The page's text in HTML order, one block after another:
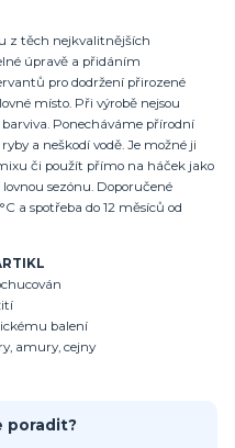
z těch nejkvalitnějších
úpravě a přidáním
pro dodržení přirozené
místo. Při výrobě nejsou
Ponecháváme přírodní
a neškodí vodě. Je možné ji
či použít přímo na háček jako
sezónu. Doporučené
a spotřeba do 12 měsíců od
balení
amury, cejny
poradit?